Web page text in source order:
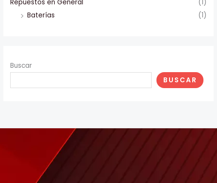
Repuestos en General
(1)
Baterías
(1)
Buscar
BUSCAR